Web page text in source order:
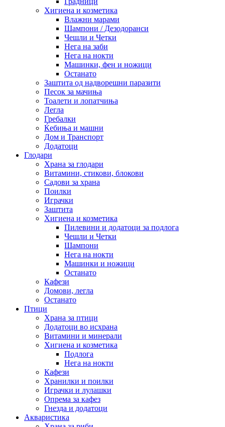
Хигиена и козметика
Влажни марами
Шампони / Дезодоранси
Чешли и Четки
Нега на заби
Нега на нокти
Машинки, фен и ножици
Останато
Заштита од надворешни паразити
Песок за мачиња
Тоалети и лопатчиња
Легла
Гребалки
Ќебиња и машни
Дом и Транспорт
Додатоци
Глодари
Храна за глодари
Витамини, стикови, блокови
Садови за храна
Поилки
Играчки
Заштита
Хигиена и козметика
Пилевини и додатоци за подлога
Чешли и Четки
Шампони
Нега на нокти
Машинки и ножици
Останато
Кафези
Домови, легла
Останато
Птици
Храна за птици
Додатоци во исхрана
Витамини и минерали
Хигиена и козметика
Подлога
Нега на нокти
Кафези
Хранилки и поилки
Играчки и лулашки
Опрема за кафез
Гнезда и додатоци
Акваристика